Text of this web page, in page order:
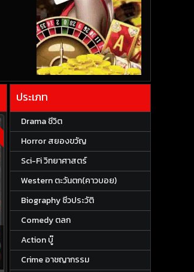
ประเภท
Drama ชีวิต
Horror สยองขวัญ
Sci-Fi วิทยาศาสตร์
Western ตะวันตก(คาวบอย)
Biography ชีวประวัติ
Comedy ตลก
Action บู๊
Crime อาชญากรรม